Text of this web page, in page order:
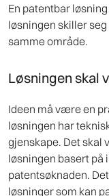
En patentbar
løsningen skiller
samme område.
Løsningen skal
Ideen må være en
løsningen har
gjenskape. Det skal
løsningen basert på
patentsøknaden.
løsninger som kan